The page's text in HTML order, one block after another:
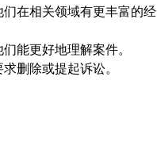
在相关领域有更丰富的经
能更好地理解案件。
删除或提起诉讼。